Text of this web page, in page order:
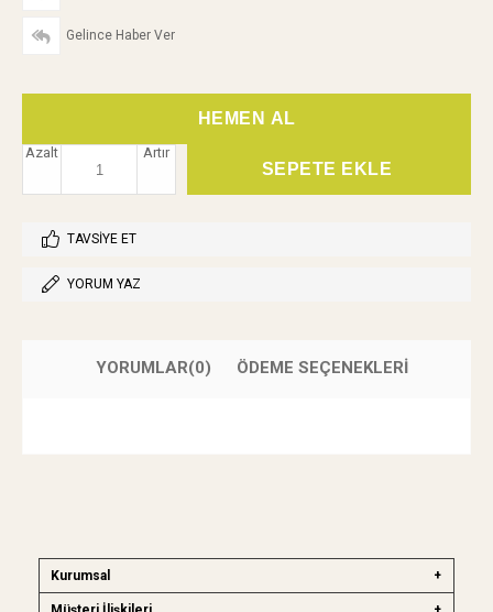
Gelince Haber Ver
Artır
Azalt
TAVSIYE ET
YORUM YAZ
YORUMLAR(0) ÖDEME SEÇENEKLERI
Kurumsal